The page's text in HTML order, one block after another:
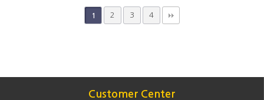
1 2 3 4
Customer Center